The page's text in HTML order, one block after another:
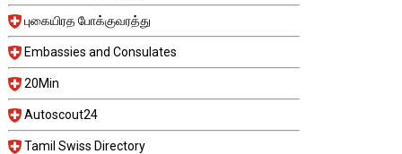
புகையிரத போக்குவரத்து
Embassies and Consulates
20Min
Autoscout24
Tamil Swiss Directory